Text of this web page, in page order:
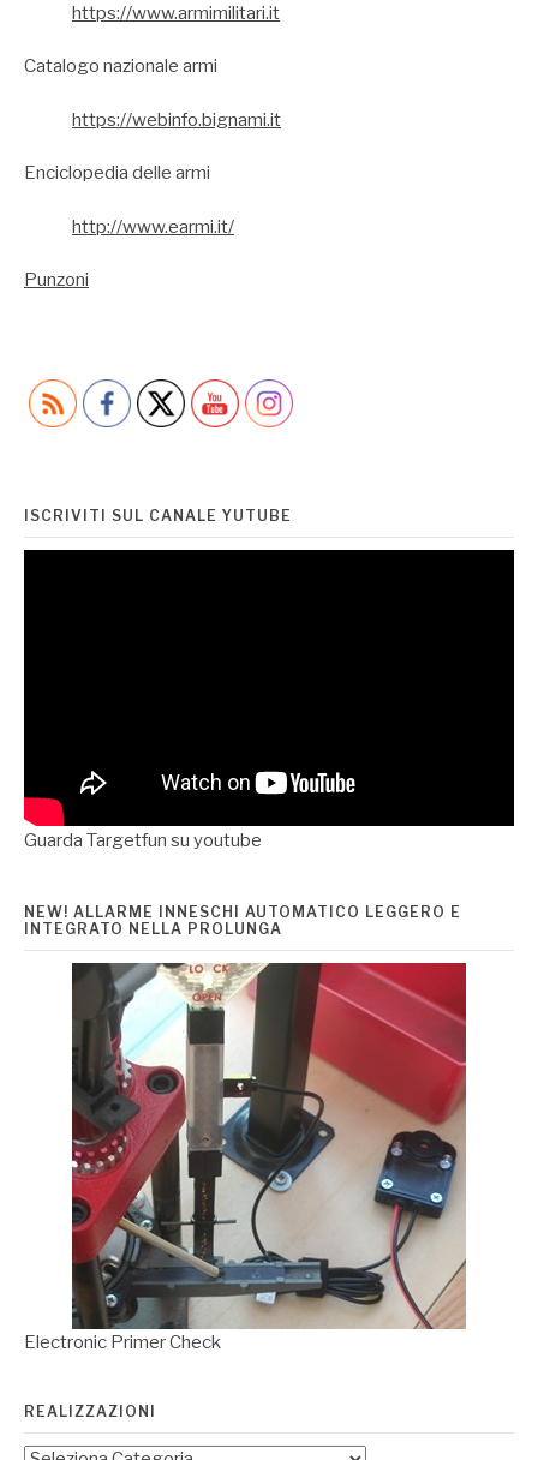
https://www.armimilitari.it
Catalogo nazionale armi
https://webinfo.bignami.it
Enciclopedia delle armi
http://www.earmi.it/
Punzoni
ISCRIVITI SUL CANALE YUTUBE
Guarda Targetfun su youtube
NEW! ALLARME INNESCHI AUTOMATICO LEGGERO E
INTEGRATO NELLA PROLUNGA
Electronic Primer Check
REALIZZAZIONI